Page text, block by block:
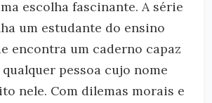
escolha fascinante. A série
um estudante do ensino
encontra um caderno capaz
pessoa cujo nome
nele. Com dilemas morais e